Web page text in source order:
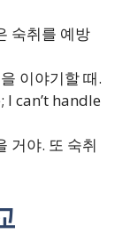
숙취를 예방
이야기할 때.
can’t handle
거야. 또 숙취